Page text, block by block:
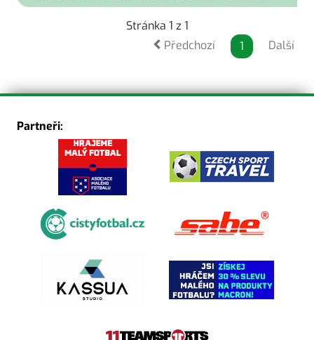
Stránka 1 z 1
Předchozí
1 Další
Partneři: